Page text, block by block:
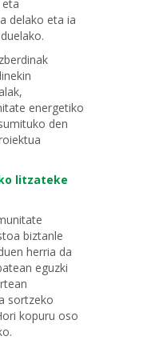
delako eta ia
energetiko
den
litzateke
biztanle
herria da
eguzki
sortzeko
kopuru oso